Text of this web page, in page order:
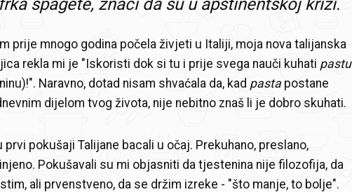
špagete, znači da su u apstinentskoj krizi.
prije mnogo godina počela živjeti u Italiji, moja nova talijanska
rekla mi je "Iskoristi dok si tu i prije svega nauči kuhati pastu
Naravno, dotad nisam shvaćala da, kad pasta postane
dijelom tvog života, nije nebitno znaš li je dobro skuhati.
prvi pokušaji Talijane bacali u očaj. Prekuhano, preslano,
Pokušavali su mi objasniti da tjestenina nije filozofija, da
ali prvenstveno, da se držim izreke - "što manje, to bolje".